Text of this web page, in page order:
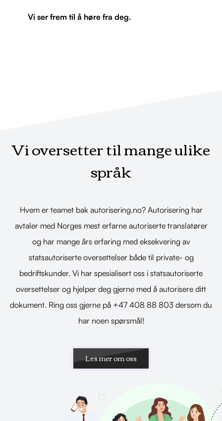
Vi ser frem til å høre fra deg.
Vi oversetter til mange ulike
språk
Hvem er teamet bak autorisering.no? Autorisering har
avtaler med Norges mest erfarne autoriserte translatører
og har mange års erfaring med eksekvering av
statsautoriserte oversettelser både til private- og
bedriftskunder. Vi har spesialisert oss i statsautoriserte
oversettelser og hjelper deg gjerne med å autorisere ditt
dokument. Ring oss gjerne på +47 408 88 803 dersom du
har noen spørsmål!
Les mer om oss